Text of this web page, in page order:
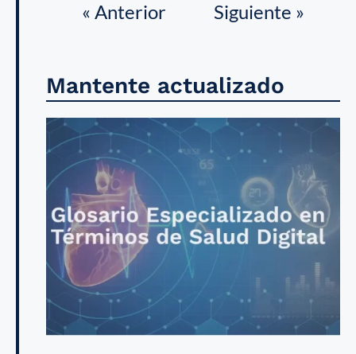
« Anterior Siguiente »
Mantente actualizado